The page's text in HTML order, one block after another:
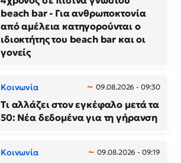
beach bar - Για ανθρωποκτονία
από αμέλεια κατηγορούνται ο
ιδιοκτήτης του beach bar και οι
γονείς
Κοινωνία 09.08.2026 - 09:30
Τι αλλάζει στον εγκέφαλο μετά τα
50: Νέα δεδομένα για τη γήρανση
Κοινωνία 09.08.2026 - 09:19